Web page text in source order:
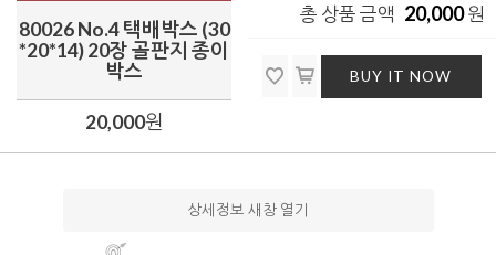
80026 No.4 택배박스 (30
*20*14) 20장 골판지 종이
박스
20,000원
총 상품 금액 20,000원
BUY IT NOW
상세정보 새창 열기